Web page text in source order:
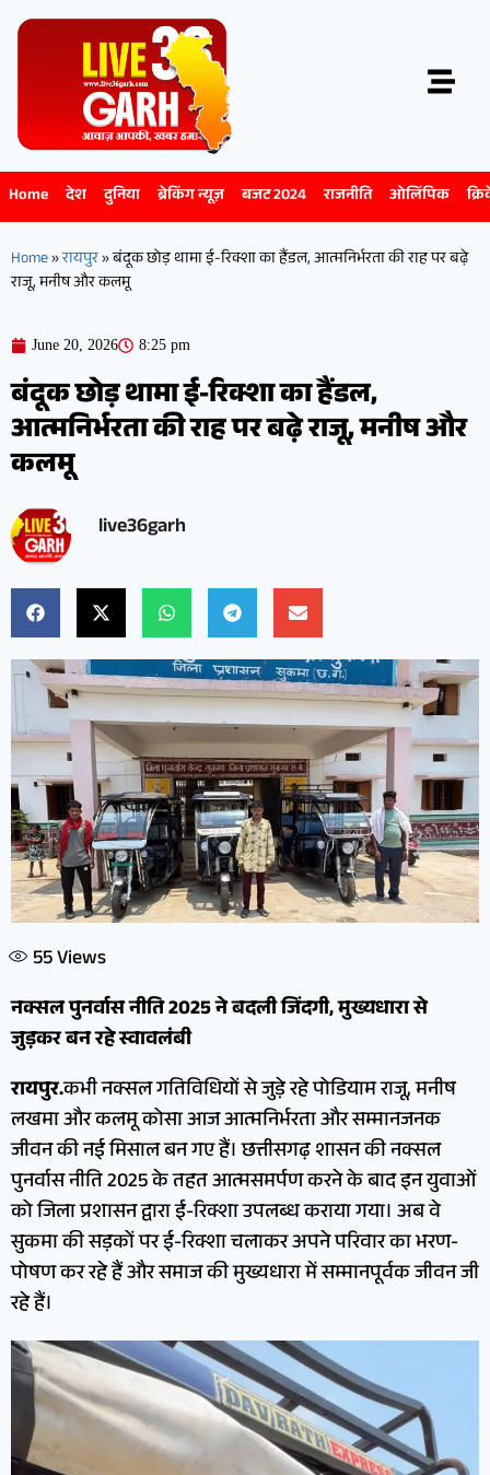
Home देश दुनिया ब्रेकिंग न्यूज़ बजट 2024 राजनीति ओलिंपिक
Home»रायपुर»बंदूक छोड़ थामा ई-रिक्शा का हैंडल, आत्मनिर्भरता की राह पर बढ़े
राजू, मनीष और कलमू
June 20, 2026 8:25 pm
बंदूक छोड़ थामा ई-रिक्शा का हैंडल,
आत्मनिर्भरता की राह पर बढ़े राजू, मनीष और
कलमू
live36garh
55Views
नक्सल पुनर्वास नीति 2025 ने बदली जिंदगी, मुख्यधारा से
जुड़कर बन रहे स्वावलंबी
रायपुर.कभी नक्सल गतिविधियों से जुड़े रहे पोडियाम राजू, मनीष
लखमा और कलमू कोसा आज आत्मनिर्भरता और सम्मानजनक
जीवन की नई मिसाल बन गए हैं। छत्तीसगढ़ शासन की नक्सल
पुनर्वास नीति 2025 के तहत आत्मसमर्पण करने के बाद इन युवाओं
को जिला प्रशासन द्वारा ई-रिक्शा उपलब्ध कराया गया। अब वे
सुकमा की सड़कों पर ई-रिक्शा चलाकर अपने परिवार का भरण-
पोषण कर रहे हैं और समाज की मुख्यधारा में सम्मानपूर्वक जीवन जी
रहे हैं।